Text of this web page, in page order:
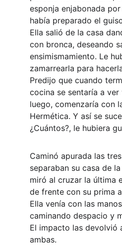
esponja enjabonada
había preparado el
Ella salió de la casa
con bronca, deseando
ensimismamiento. Le
zamarrearla para
Predijo que cuando
cocina se sentaría a
luego, comenzaría con
Hermética. Y así se
¿Cuántos?, le hubiera
Caminó apurada las
separaban su casa de
miró al cruzar la última
de frente con su prima
Ella venía con las
caminando despacio y
El impacto las devolvió
ambas.